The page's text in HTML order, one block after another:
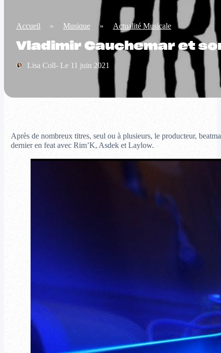
Accueil » Musique » Actualité Musicale
Vladimir Cauchemar et
Lisa Coll- Le 11 juin 2021
Après de nombreux titres, seul ou à plusieurs, le producteur,
dernier en feat avec Rim’K, Asdek et Laylow.